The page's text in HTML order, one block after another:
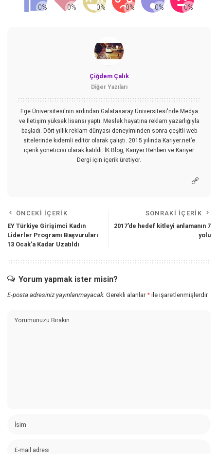
Çiğdem Çalık
Diğer Yazıları
Ege Üniversitesi'nin ardından Galatasaray Üniversitesi'nde Medya
ve İletişim yüksek lisansı yaptı. Meslek hayatına reklam yazarlığıyla
başladı. Dört yıllık reklam dünyası deneyiminden sonra çeşitli web
sitelerinde kıdemli editör olarak çalıştı. 2015 yılında Kariyer.net’e
içerik yöneticisi olarak katıldı. İK Blog, Kariyer Rehberi ve Kariyer
Dergi için içerik üretiyor.
ÖNCEKI İÇERIK
EY Türkiye Girişimci Kadın
Liderler Programı Başvuruları
13 Ocak’a Kadar Uzatıldı
SONRAKI İÇERIK
2017’de hedef kitleyi anlamanın 7
yolu
Yorum yapmak ister misin?
E-posta adresiniz yayınlanmayacak. Gerekli alanlar* ile işaretlenmişlerdir